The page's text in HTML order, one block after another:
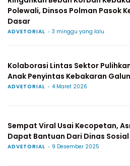
Polewali, Dinsos Polman Pasok
Dasar
ADVETORIAL 3 minggu yang lalu
Kolaborasi Lintas Sektor
Anak Penyintas Kebakaran
ADVETORIAL 4 Maret 2026
Sempat Viral Usai Kecopetan,
Dapat Bantuan Dari Dinas Sosial
ADVETORIAL 9 Desember 2025